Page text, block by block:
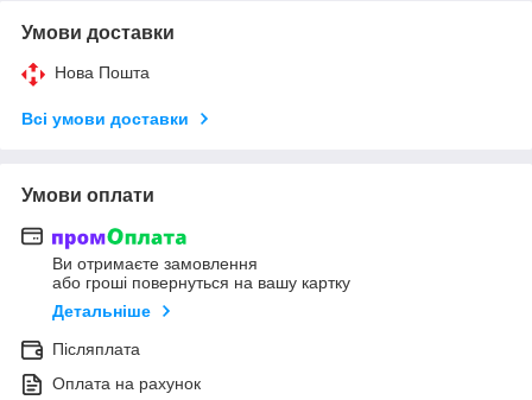
Умови доставки
Нова Пошта
Всі умови доставки
Умови оплати
Ви отримаєте замовлення
або гроші повернуться на вашу картку
Детальніше
Післяплата
Оплата на рахунок